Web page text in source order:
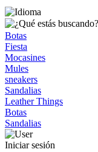
Botas
Fiesta
Mocasines
Mules
sneakers
Sandalias
Leather Things
Botas
Sandalias
Iniciar sesión